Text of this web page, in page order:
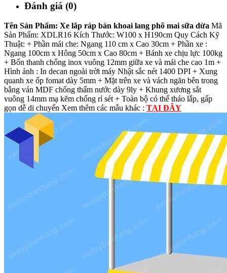
Đánh giá (0)
Tên Sản Phẩm: Xe lắp ráp bán khoai lang phô mai sữa dừa Mã
Sản Phẩm: XDLR16 Kích Thước: W100 x H190cm Quy Cách Kỹ
Thuật: + Phần mái che: Ngang 110 cm x Cao 30cm + Phần xe :
Ngang 100cm x Hông 50cm x Cao 80cm + Bánh xe chịu lực 100kg
+ Bốn thanh chống inox vuông 12mm giữa xe và mái che cao 1m +
Hình ảnh : In decan ngoài trời máy Nhật sắc nét 1400 DPI + Xung
quanh xe ốp fomat dày 5mm + Mặt trên xe và vách ngăn bên trong
bằng ván MDF chống thấm nước dày 9ly + Khung xương sắt
vuông 14mm mạ kẽm chống rỉ sét + Toàn bộ có thể tháo lắp, gấp
gọn dễ di chuyển Xem thêm các mẫu khác : TẠI ĐÂY